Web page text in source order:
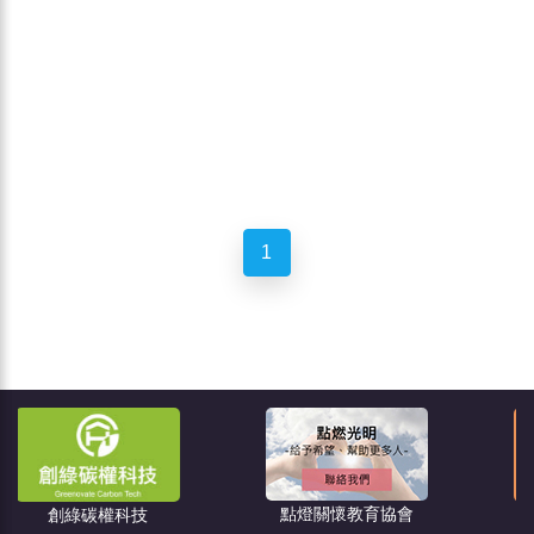
1
點燈關懷教育協會 住宅消保會